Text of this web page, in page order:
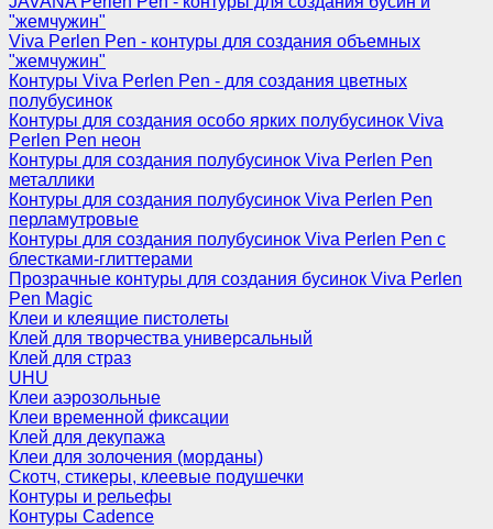
"жемчужин"
Viva Perlen Pen - контуры для создания объемных
"жемчужин"
Контуры Viva Perlen Pen - для создания цветных
полубусинок
Контуры для создания особо ярких полубусинок Viva
Perlen Pen неон
Контуры для создания полубусинок Viva Perlen Pen
металлики
Контуры для создания полубусинок Viva Perlen Pen
перламутровые
Контуры для создания полубусинок Viva Perlen Pen с
блестками-глиттерами
Прозрачные контуры для создания бусинок Viva Perlen
Pen Magic
Клеи и клеящие пистолеты
Клей для творчества универсальный
Клей для страз
UHU
Клеи аэрозольные
Клеи временной фиксации
Клей для декупажа
Клеи для золочения (морданы)
Скотч, стикеры, клеевые подушечки
Контуры и рельефы
Контуры Cadence